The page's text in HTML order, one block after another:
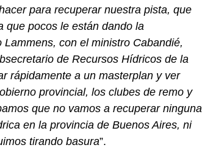
para recuperar nuestra pista, que
que pocos le están dando la
con el ministro Cabandié,
de Recursos Hídricos de la
rápidamente a un masterplan y ver
provincial, los clubes de remo y
que no vamos a recuperar ninguna
en la provincia de Buenos Aires, ni
tirando basura”.